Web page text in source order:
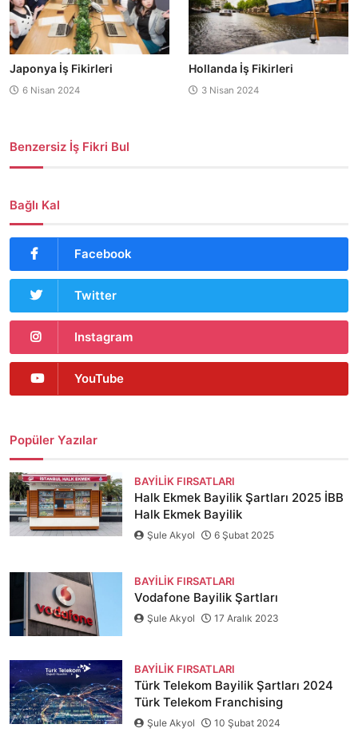
Japonya İş Fikirleri
6 Nisan 2024
Hollanda İş Fikirleri
3 Nisan 2024
Benzersiz İş Fikri Bul
Bağlı Kal
Facebook
Twitter
Instagram
YouTube
Popüler Yazılar
BAYILIK FIRSATLARI
Halk Ekmek Bayilik Şartları 2025 İBB
Halk Ekmek Bayilik
Şule Akyol 6 Şubat 2025
BAYILIK FIRSATLARI
Vodafone Bayilik Şartları
Şule Akyol 17 Aralık 2023
BAYILIK FIRSATLARI
Türk Telekom Bayilik Şartları 2024
Türk Telekom Franchising
Şule Akyol 10 Şubat 2024